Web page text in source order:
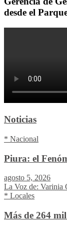
desde el
Noticias
* Nacional
Piura: el
agosto 5, 2026
La Voz de: Varinia
* Locales
Más de 264